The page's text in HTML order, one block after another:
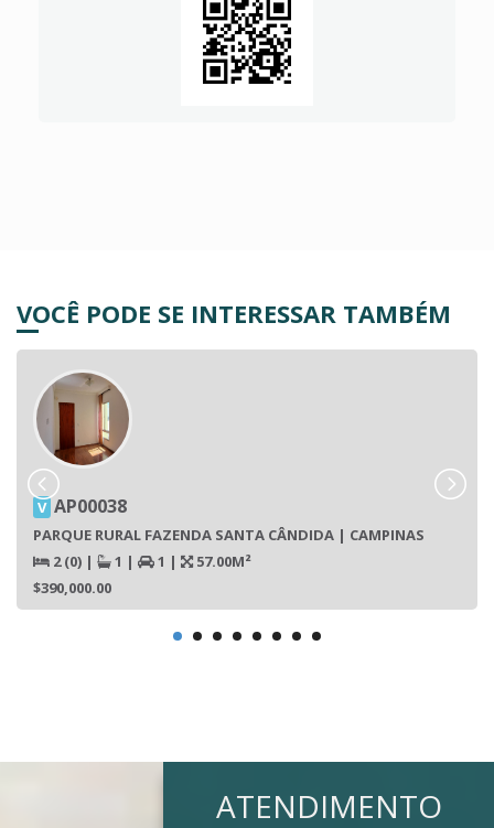
VOCÊ PODE SE INTERESSAR TAMBÉM
V AP00038
PARQUE RURAL FAZENDA SANTA CÂNDIDA | CAMPINAS
2 (0) | 1 | 1 |
57.00M²
$390,000.00
ATENDIMENTO